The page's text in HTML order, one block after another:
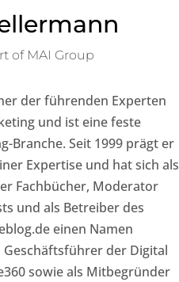
of MAI Group
der führenden Experten
und ist eine feste
Branche. Seit 1999 prägt er
Expertise und hat sich als
Fachbücher, Moderator
und als Betreiber des
einen Namen
Geschäftsführer der Digital
sowie als Mitbegründer